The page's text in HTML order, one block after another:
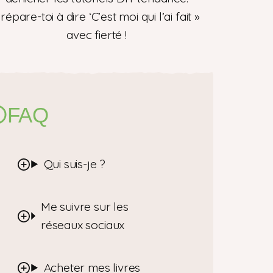
toi à dire ‘C’est moi qui l’ai fait »
avec fierté !
FAQ
Qui suis-je ?
Me suivre sur les
réseaux sociaux
Acheter mes livres